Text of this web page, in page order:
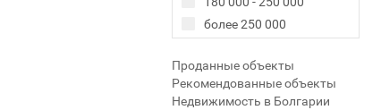
более 250 000
Проданные объекты
Рекомендованные объекты
Недвижимость в Болгарии